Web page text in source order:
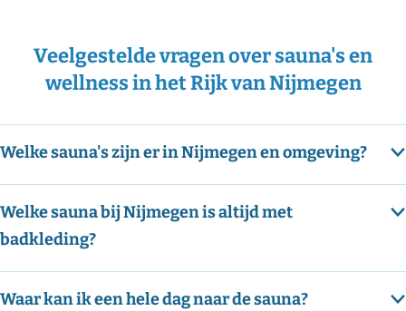
Veelgestelde vragen over sauna's en
wellness in het Rijk van Nijmegen
Welke sauna's zijn er in Nijmegen en omgeving?
Welke sauna bij Nijmegen is altijd met
badkleding?
Waar kan ik een hele dag naar de sauna?